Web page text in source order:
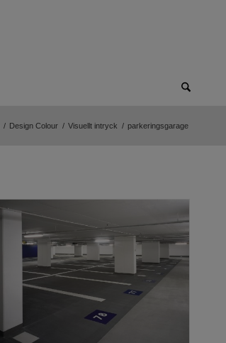
/ Design Colour / Visuellt intryck / parkeringsgarage